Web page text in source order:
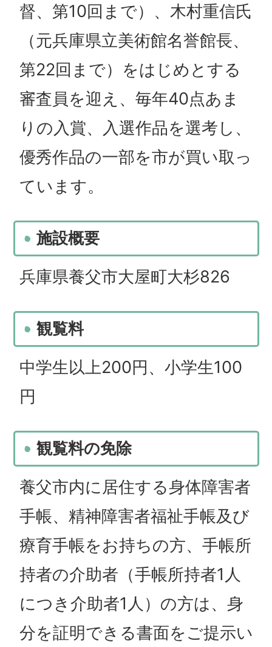
督、第10回まで）、木村重信氏
（元兵庫県立美術館名誉館長、
第22回まで）をはじめとする
審査員を迎え、毎年40点あま
りの入賞、入選作品を選考し、
優秀作品の一部を市が買い取っ
ています。
施設概要
兵庫県養父市大屋町大杉826
観覧料
中学生以上200円、小学生100
円
観覧料の免除
養父市内に居住する身体障害者
手帳、精神障害者福祉手帳及び
療育手帳をお持ちの方、手帳所
持者の介助者（手帳所持者1人
につき介助者1人）の方は、身
分を証明できる書面をご提示い